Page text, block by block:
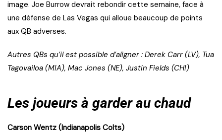
image. Joe Burrow devrait rebondir cette semaine, face à
une défense de Las Vegas qui alloue beaucoup de points
aux QB adverses.
Autres QBs qu’il est possible d’aligner : Derek Carr (LV), Tua
Tagovailoa (MIA), Mac Jones (NE), Justin Fields (CHI)
Les joueurs à garder au chaud
Carson Wentz (Indianapolis Colts)